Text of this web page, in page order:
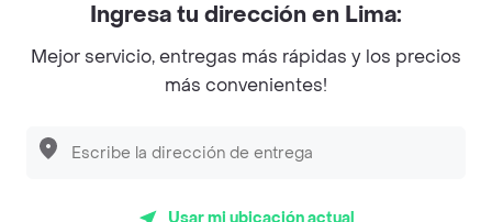
Ingresa tu dirección en Lima:
Mejor servicio, entregas más rápidas y los precios
más convenientes!